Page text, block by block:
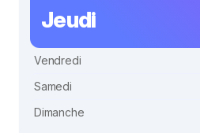
Jeudi
Vendredi
Samedi
Dimanche